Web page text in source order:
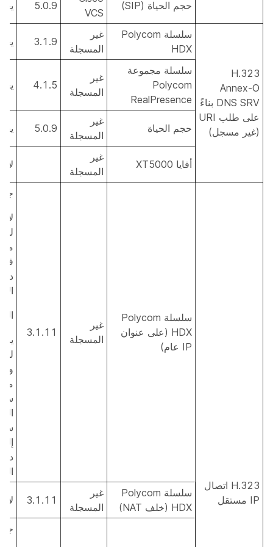
حجم الحياة (SIP)
VCS
5.0.9
H.323
Annex-O
DNS SRV بناءً
على طلب URI
(غير مسجل)
سلسلة Polycom
HDX
غير
المسجلة
3.1.9
سلسلة مجموعة
Polycom
RealPresence
غير
المسجلة
4.1.5
حجم الحياة
غير
المسجلة
5.0.9
أفايا XT5000
غير
المسجلة
لا
H.323 اتصال
IP مستقل
سلسلة Polycom
HDX (على عنوان
IP عام)
غير
المسجلة
3.1.11
لا
سلسلة Polycom
HDX (خلف NAT)
غير
المسجلة
3.1.11 لا